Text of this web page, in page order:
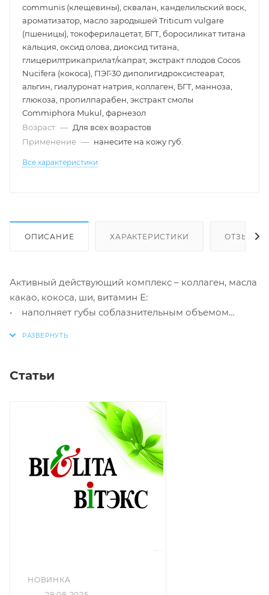
communis (клещевины), сквалан, канделильский воск,
ароматизатор, масло зародышей Triticum vulgare
(пшеницы), токоферилацетат, БГТ, боросиликат титана
кальция, оксид олова, диоксид титана,
глицерилтрикаприлат/капрат, экстракт плодов Cocos
Nucifera (кокоса), ПЭГ-30 диполигидроксистеарат,
альгин, гиалуронат натрия, коллаген, БГТ, манноза,
глюкоза, пропилпарабен, экстракт смолы
Commiphora Mukul, фарнезол
Возраст — Для всех возрастов
Применение — нанесите на кожу губ.
Все характеристики
ОПИСАНИЕ ХАРАКТЕРИСТИКИ ОТЗЫВЫ
Активный действующий комплекс – коллаген, масла
какао, кокоса, ши, витамин Е:
• наполняет губы соблазнительным объемом
Статьи
НОВИНКА